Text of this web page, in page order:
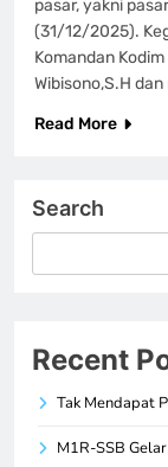
pasar, yakni
(31/12/2025).
Komandan
Wibisono,S.H
Read More
Search
Recent
Tak Mendapat
M1R-SSB